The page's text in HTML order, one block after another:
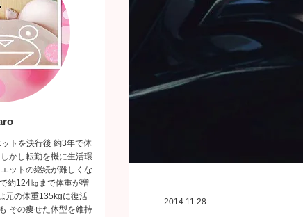
2014.11.28
トを決行後 約3年で体
かし転勤を機に生活環
ットの継続が難しくな
約124㎏まで体重が増
元の体重135kgに復活
その痩せた体型を維持